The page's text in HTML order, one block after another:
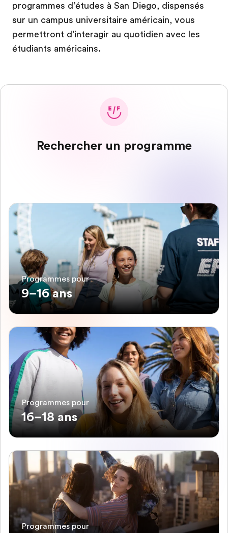
programmes d’études à San Diego, dispensés
sur un campus universitaire américain, vous
permettront d’interagir au quotidien avec les
étudiants américains.
Rechercher un programme
Programmes pour
9–16 ans
Programmes pour
16–18 ans
Programmes pour